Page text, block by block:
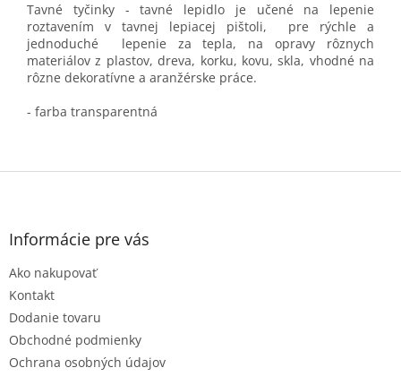
Tavné tyčinky - tavné lepidlo je učené na lepenie
roztavením v tavnej lepiacej pištoli, pre rýchle a
jednoduché lepenie za tepla, na opravy rôznych
materiálov z plastov, dreva, korku, kovu, skla, vhodné na
rôzne dekoratívne a aranžérske práce.
- farba transparentná
Z
Informácie pre vás
Ako nakupovať
Kontakt
Dodanie tovaru
Obchodné podmienky
Ochrana osobných údajov